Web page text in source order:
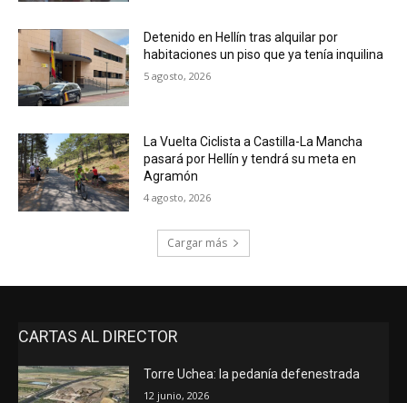
Detenido en Hellín tras alquilar por
habitaciones un piso que ya tenía inquilina
5 agosto, 2026
La Vuelta Ciclista a Castilla-La Mancha
pasará por Hellín y tendrá su meta en
Agramón
4 agosto, 2026
Cargar más
CARTAS AL DIRECTOR
Torre Uchea: la pedanía defenestrada
12 junio, 2026